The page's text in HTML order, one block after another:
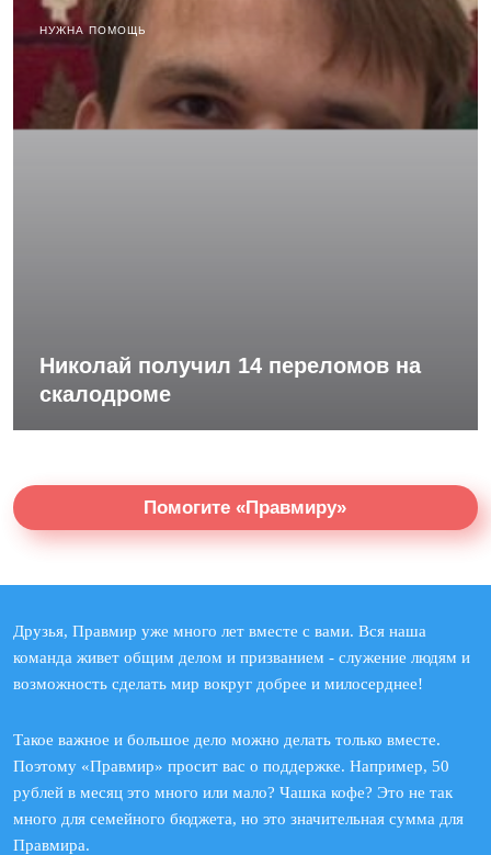
НУЖНА ПОМОЩЬ
Николай получил 14 переломов на
скалодроме
Помогите «Правмиру»
Друзья, Правмир уже много лет вместе с вами. Вся наша
команда живет общим делом и призванием - служение людям и
возможность сделать мир вокруг добрее и милосерднее!
Такое важное и большое дело можно делать только вместе.
Поэтому «Правмир» просит вас о поддержке. Например, 50
рублей в месяц это много или мало? Чашка кофе? Это не так
много для семейного бюджета, но это значительная сумма для
Правмира.